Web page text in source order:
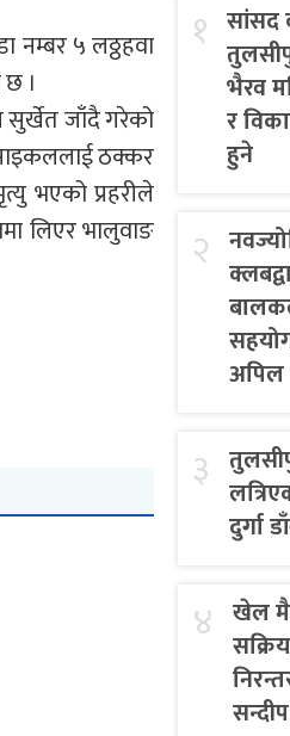
नम्बर ५ लठ्ठहवा
।
सुर्खेत जाँदै गरेको
ठक्कर
भएको प्रहरीले
लिएर भालुवाङ
१ सांसद
भैरव
र
हुने
२
अपिल
३
दुर्गा
४ खेल